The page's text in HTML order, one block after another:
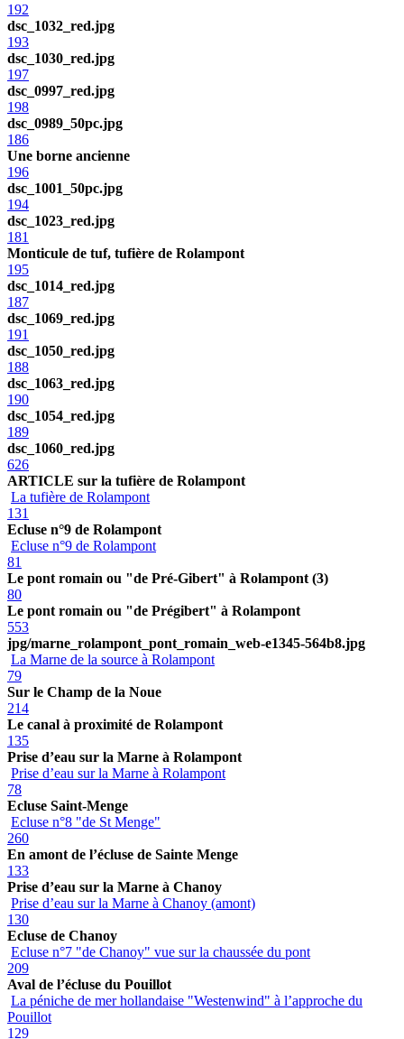
192
dsc_1032_red.jpg
193
dsc_1030_red.jpg
197
dsc_0997_red.jpg
198
dsc_0989_50pc.jpg
186
Une borne ancienne
196
dsc_1001_50pc.jpg
194
dsc_1023_red.jpg
181
Monticule de tuf, tufière de Rolampont
195
dsc_1014_red.jpg
187
dsc_1069_red.jpg
191
dsc_1050_red.jpg
188
dsc_1063_red.jpg
190
dsc_1054_red.jpg
189
dsc_1060_red.jpg
626
ARTICLE sur la tufière de Rolampont
La tufière de Rolampont
131
Ecluse n°9 de Rolampont
Ecluse n°9 de Rolampont
81
Le pont romain ou "de Pré-Gibert" à Rolampont (3)
80
Le pont romain ou "de Prégibert" à Rolampont
553
jpg/marne_rolampont_pont_romain_web-e1345-564b8.jpg
La Marne de la source à Rolampont
79
Sur le Champ de la Noue
214
Le canal à proximité de Rolampont
135
Prise d’eau sur la Marne à Rolampont
Prise d’eau sur la Marne à Rolampont
78
Ecluse Saint-Menge
Ecluse n°8 "de St Menge"
260
En amont de l’écluse de Sainte Menge
133
Prise d’eau sur la Marne à Chanoy
Prise d’eau sur la Marne à Chanoy (amont)
130
Ecluse de Chanoy
Ecluse n°7 "de Chanoy" vue sur la chaussée du pont
209
Aval de l’écluse du Pouillot
La péniche de mer hollandaise "Westenwind" à l’approche du
Pouillot
129